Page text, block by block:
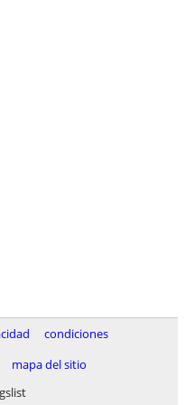
condiciones
mapa del sitio